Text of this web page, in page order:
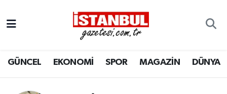
GÜNCEL EKONOMİ SPOR MAGAZİN DÜNYA
EKONOMİ
İSTANBUL
Nöbetçi Eczaneler
Hava Durumu
Trafik Durumu